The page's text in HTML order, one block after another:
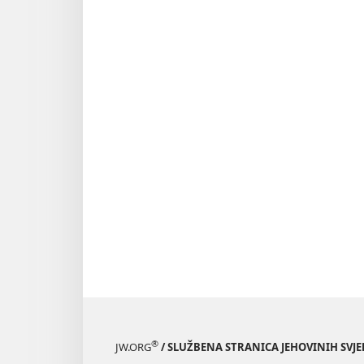
JW.ORG® / SLUŽBENA STRANICA JEHOVINIH